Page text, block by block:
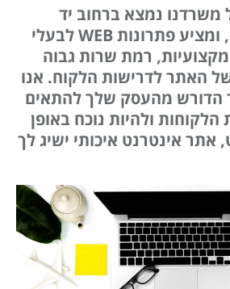
נמצא ברחוב יד
חרוצים 21 נתניה, ומציע פתרונות WEB לבעלי
רמת שרות גבוה
האתר לדרישות הלקוח. אנו
הדורש מהעסק שלך להתאים
ולהיות נוכח באופן
אתר אינטרנט איכותי ישיג לך